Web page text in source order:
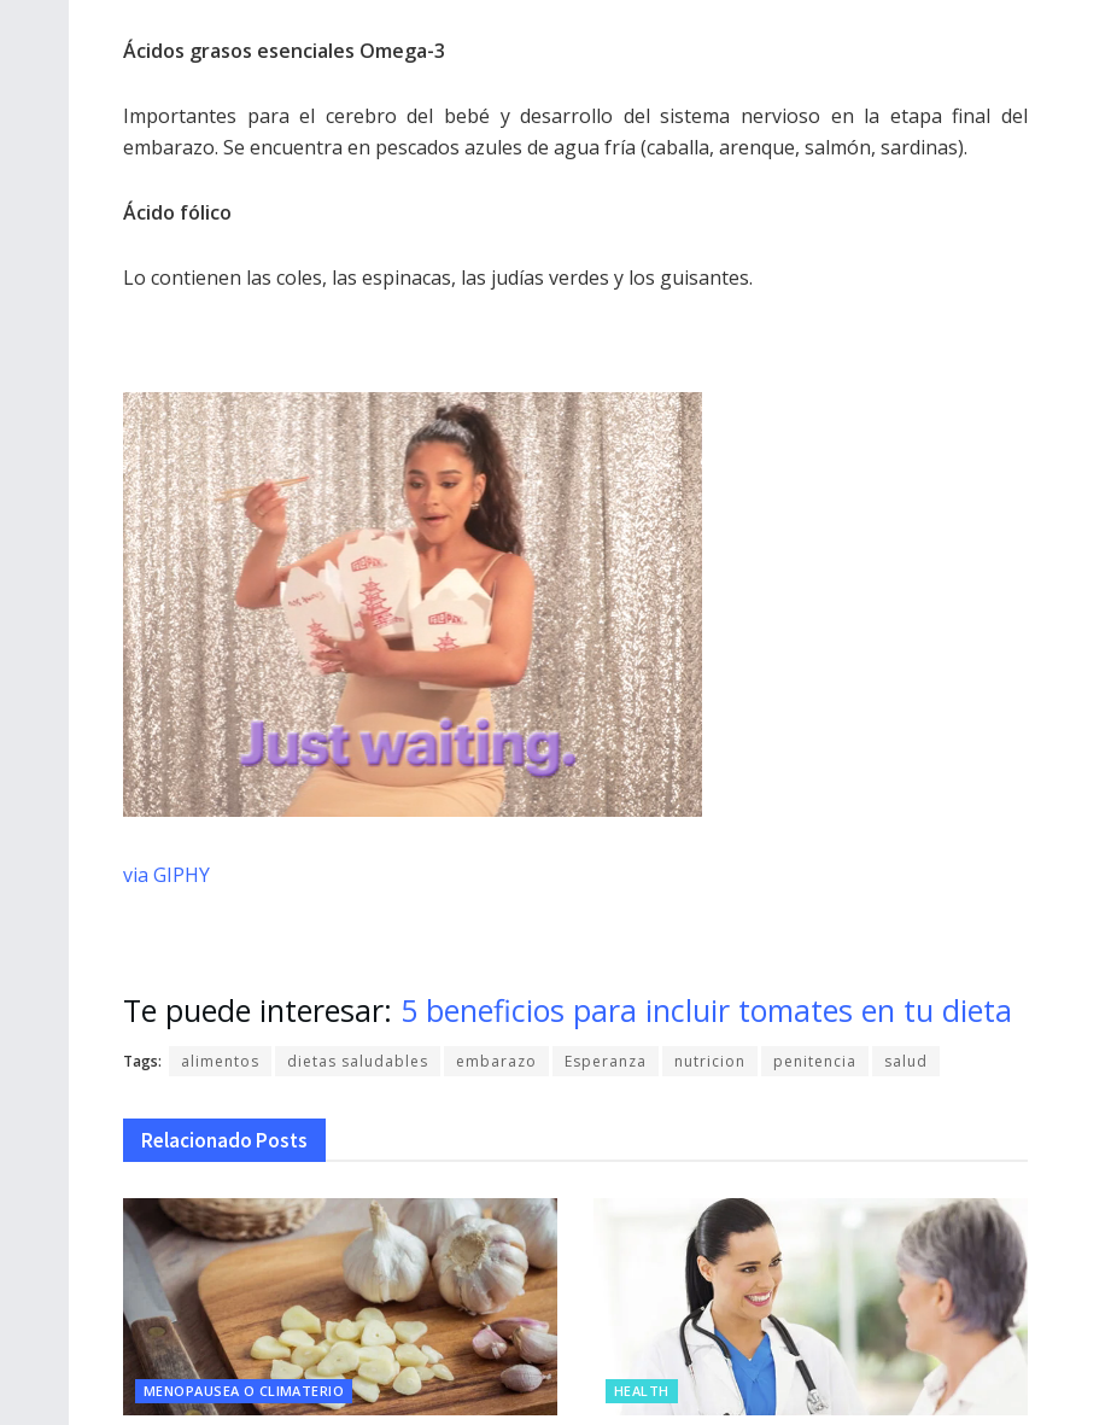
Ácidos grasos esenciales Omega-3
Importantes para el cerebro del bebé y desarrollo del sistema nervioso en la etapa final del
embarazo. Se encuentra en pescados azules de agua fría (caballa, arenque, salmón, sardinas).
Ácido fólico
Lo contienen las coles, las espinacas, las judías verdes y los guisantes.
via GIPHY
Te puede interesar: 5 beneficios para incluir tomates en tu dieta
Tags: alimentos dietas saludables embarazo Esperanza nutricion penitencia salud
Relacionado Posts
MENOPAUSEA O CLIMATERIO HEALTH